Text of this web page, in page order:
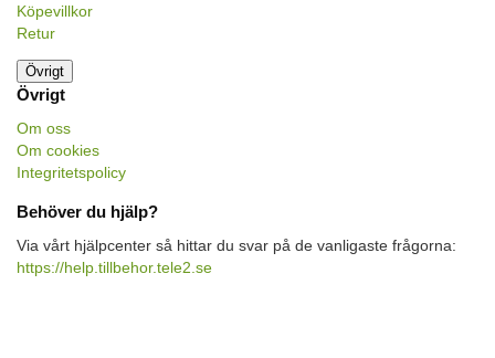
Köpevillkor
Retur
Övrigt
Övrigt
Om oss
Om cookies
Integritetspolicy
Behöver du hjälp?
Via vårt hjälpcenter så hittar du svar på de vanligaste frågorna:
https://help.tillbehor.tele2.se